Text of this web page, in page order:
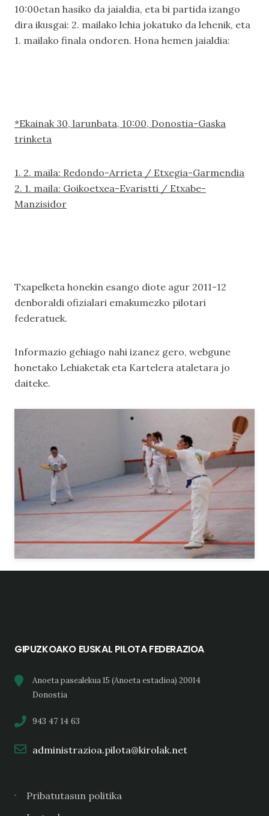
10:00etan hasiko da jaialdia, eta bi partida izango
dira ikusgai: 2. mailako lehia jokatuko da lehenik, eta
1. mailako finala ondoren. Hona hemen jaialdia:
*Ekainak 30, larunbata, 10:00, Donostia-Gaska
trinketa
1. 2. maila: Redondo-Arrieta / Etxegia-Garmendia
2. 1. maila: Goikoetxea-Evaristti / Etxabe-
Manzisidor
Txapelketa honekin esango diote agur 2011-12
denboraldi ofizialari emakumezko pilotari
federatuek.
Informazio gehiago nahi izanez gero, webgune
honetako Lehiaketak eta Kartelera ataletara jo
daiteke.
GIPUZKOAKO EUSKAL PILOTA FEDERAZIOA
Anoeta pasealekua 15 (Anoeta estadioa) 20014
Donostia
943 47 14 63
administrazioa.pilota@kirolak.net
Pribatutasun politika